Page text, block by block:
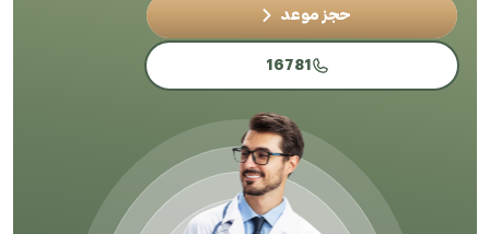
حجز موعد
16781